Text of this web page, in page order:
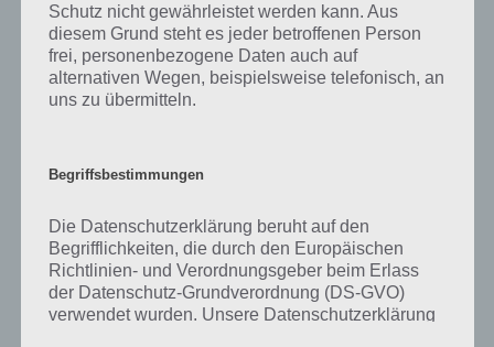
Auf WhatsApp teilen Teilen auf Facebook
Mehr Artikel hier auf Touchportal
Schutz nicht gewährleistet werden kann. Aus
diesem Grund steht es jeder betroffenen Person
frei, personenbezogene Daten auch auf
alternativen Wegen, beispielsweise telefonisch, an
uns zu übermitteln.
Begriffsbestimmungen
Die Datenschutzerklärung beruht auf den
Begrifflichkeiten, die durch den Europäischen
Richtlinien- und Verordnungsgeber beim Erlass
der Datenschutz-Grundverordnung (DS-GVO)
verwendet wurden. Unsere Datenschutzerklärung